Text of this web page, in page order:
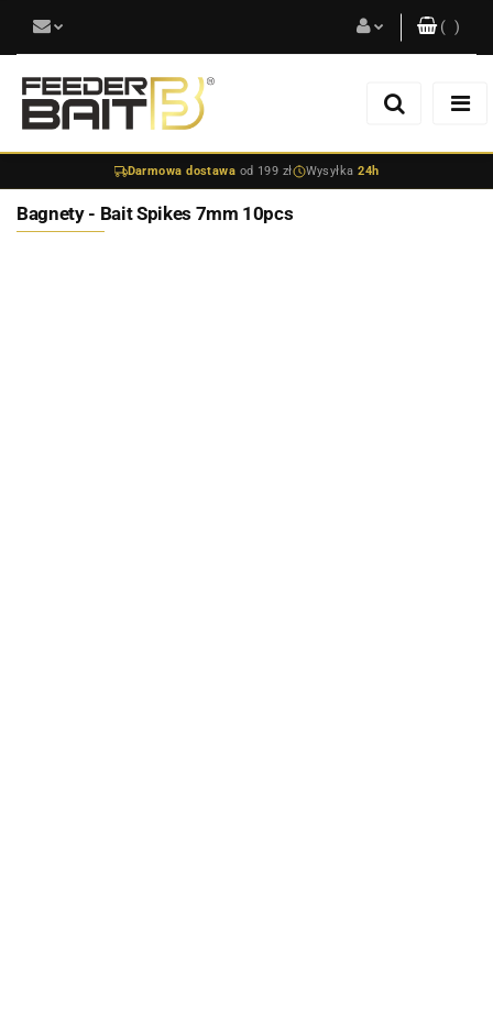
Zarejestruj się
Dodaj zgłoszenie
( )
Darmowa dostawa od 199 zł Wysyłka24h
Bagnety - Bait Spikes 7mm 10pcs